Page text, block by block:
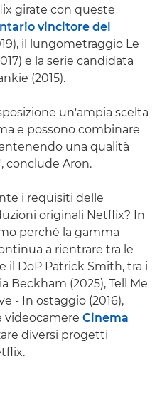
girate con queste
vincitore del
il lungometraggio Le
e la serie candidata
(2015).
un'ampia scelta
e possono combinare
una qualità
conclude Aron.
i requisiti delle
originali Netflix? In
perché la gamma
a rientrare tra le
il DoP Patrick Smith, tra i
Beckham (2025), Tell Me
- In ostaggio (2016),
videocamere Cinema
diversi progetti